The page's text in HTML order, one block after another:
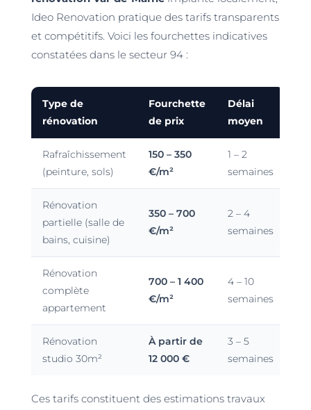
Ideo Renovation pratique des tarifs transparents
et compétitifs. Voici les fourchettes indicatives
constatées dans le secteur 94 :
Type de
rénovation
Fourchette
de prix
Délai
moyen
Rafraîchissement
(peinture, sols)
150 – 350
€/m²
1 – 2
semaines
Rénovation
partielle (salle de
bains, cuisine)
350 – 700
€/m²
2 – 4
semaines
Rénovation
complète
appartement
700 – 1 400
€/m²
4 – 10
semaines
Rénovation
studio 30m²
À partir de
12 000 €
3 – 5
semaines
Ces tarifs constituent des estimations travaux